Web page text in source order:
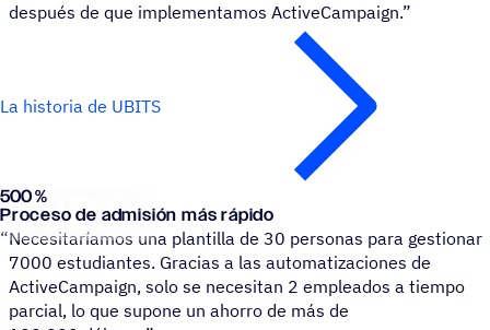
después de que implementamos ActiveCampaign.”
La historia de UBITS
University of Buenos Aires
500 %
Proceso de admisión más rápido
“Necesitaríamos una plantilla de 30 personas para gestionar
7000 estudiantes. Gracias a las automatizaciones de
ActiveCampaign, solo se necesitan 2 empleados a tiempo
parcial, lo que supone un ahorro de más de